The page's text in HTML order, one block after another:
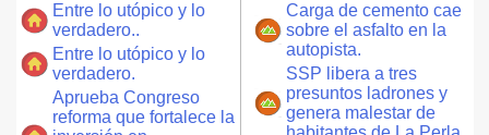
Entre lo utópico y lo
verdadero..
Entre lo utópico y lo
verdadero.
Aprueba Congreso
reforma que fortalece la
Carga de cemento cae
sobre el asfalto en la
autopista.
SSP libera a tres
presuntos ladrones y
genera malestar de